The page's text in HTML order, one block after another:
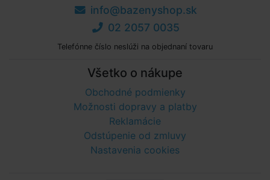
info@bazenyshop.sk
02 2057 0035
Telefónne číslo neslúži na objednaní tovaru
Všetko o nákupe
Obchodné podmienky
Možnosti dopravy a platby
Reklamácie
Odstúpenie od zmluvy
Nastavenia cookies